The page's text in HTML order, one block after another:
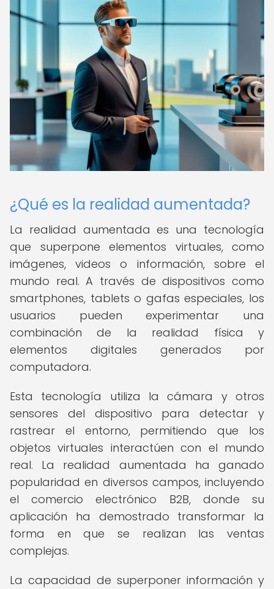
¿Qué es la realidad aumentada?
La realidad aumentada es una tecnología
que superpone elementos virtuales, como
imágenes, videos o información, sobre el
mundo real. A través de dispositivos como
smartphones, tablets o gafas especiales, los
usuarios pueden experimentar una
combinación de la realidad física y
elementos digitales generados por
computadora.
Esta tecnología utiliza la cámara y otros
sensores del dispositivo para detectar y
rastrear el entorno, permitiendo que los
objetos virtuales interactúen con el mundo
real. La realidad aumentada ha ganado
popularidad en diversos campos, incluyendo
el comercio electrónico B2B, donde su
aplicación ha demostrado transformar la
forma en que se realizan las ventas
complejas.
La capacidad de superponer información y